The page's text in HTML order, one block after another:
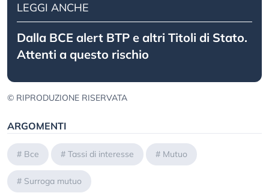
LEGGI ANCHE
Dalla BCE alert BTP e altri Titoli di Stato.
Attenti a questo rischio
© RIPRODUZIONE RISERVATA
ARGOMENTI
# Bce # Tassi di interesse # Mutuo
# Surroga mutuo